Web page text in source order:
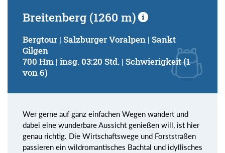
Breitenberg (1260 m)
Bergtour | Salzburger Voralpen | Sankt
Gilgen
700 Hm | insg. 03:20 Std. | Schwierigkeit (1
von 6)
Wer gerne auf ganz einfachen Wegen wandert und
dabei eine wunderbare Aussicht genießen will, ist hier
genau richtig. Die Wirtschaftswege und Forststraßen
passieren ein wildromantisches Bachtal und idyllisches